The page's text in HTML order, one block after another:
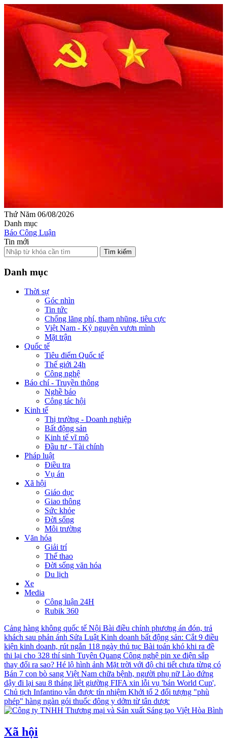
Thứ Năm 06/08/2026
Danh mục
Báo Công Luận
Tin mới
Tìm kiếm
Danh mục
Thời sự
Góc nhìn
Tin tức
Chống lãng phí, tham nhũng, tiêu cực
Việt Nam - Kỷ nguyên vươn mình
Mặt trận
Quốc tế
Tiêu điểm Quốc tế
Thế giới 24h
Công nghệ
Báo chí - Truyền thông
Nghề báo
Công tác hội
Kinh tế
Thị trường - Doanh nghiệp
Bất động sản
Kinh tế vĩ mô
Đầu tư - Tài chính
Pháp luật
Điều tra
Vụ án
Xã hội
Giáo dục
Giao thông
Sức khỏe
Đời sống
Môi trường
Văn hóa
Giải trí
Thể thao
Đời sống văn hóa
Du lịch
Xe
Media
Công luận 24H
Rubik 360
Cảng hàng không quốc tế Nội Bài điều chỉnh phương án đón, trả
khách sau phản ánh Sửa Luật Kinh doanh bất động sản: Cắt 9 điều
kiện kinh doanh, rút ngắn 118 ngày thủ tục Bài toán khó khi ra đề
thi lại cho 328 thí sinh Tuyên Quang Công nghệ pin xe điện sắp
thay đổi ra sao? Hé lộ hình ảnh Mặt trời với độ chi tiết chưa từng có
Bán 7 con bò sang Việt Nam chữa bệnh, người phụ nữ Lào đứng
dậy đi lại sau 8 tháng liệt giường FIFA xin lỗi vụ 'bán World Cup',
Chủ tịch Infantino vẫn được tín nhiệm Khởi tố 2 đối tượng "phù
phép" hàng ngàn gói thuốc đông y dởm từ tân dược
Xã hội